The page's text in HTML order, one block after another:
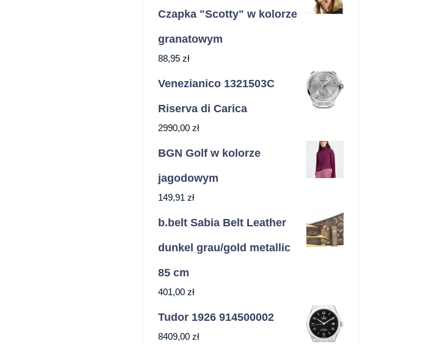
Czapka "Scotty" w kolorze
granatowym
88,95 zł
Venezianico 1321503C
Riserva di Carica
2990,00 zł
BGN Golf w kolorze
jagodowym
149,91 zł
b.belt Sabia Belt Leather
dunkel grau/gold metallic
85 cm
401,00 zł
Tudor 1926 914500002
8409,00 zł